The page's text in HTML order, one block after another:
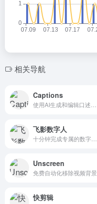
相关导航
Captions
飞影数字人
Unscreen
免费自动化移除视频背景
快剪辑